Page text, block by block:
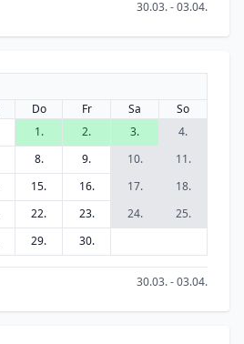
30.03. - 03.04.
Do Fr Sa
So
1.
2. 3.
4.
8. 9. 10.
11.
15. 16. 17.
18.
22. 23. 24.
25.
29. 30.
30.03. - 03.04.